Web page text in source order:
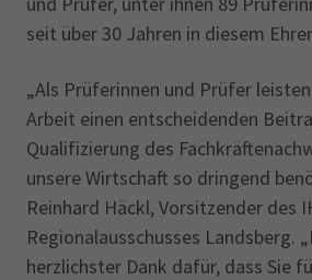
seit über 30 Jahren in diesem
„Als Prüferinnen und Prüfer
Arbeit einen entscheidenden
Qualifizierung des
unsere Wirtschaft so dringend
Reinhard Häckl, Vorsitzender des
Regionalausschusses Landsberg.
herzlichster Dank dafür, dass Sie